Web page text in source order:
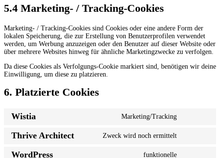
5.4 Marketing- / Tracking-Cookies
Marketing- / Tracking-Cookies sind Cookies oder eine andere Form der
lokalen Speicherung, die zur Erstellung von Benutzerprofilen verwendet
werden, um Werbung anzuzeigen oder den Benutzer auf dieser Website oder
über mehrere Websites hinweg für ähnliche Marketingzwecke zu verfolgen.
Da diese Cookies als Verfolgungs-Cookie markiert sind, benötigen wir deine
Einwilligung, um diese zu platzieren.
6. Platzierte Cookies
Wistia Marketing/Tracking
Thrive Architect Zweck wird noch ermittelt
WordPress funktionelle